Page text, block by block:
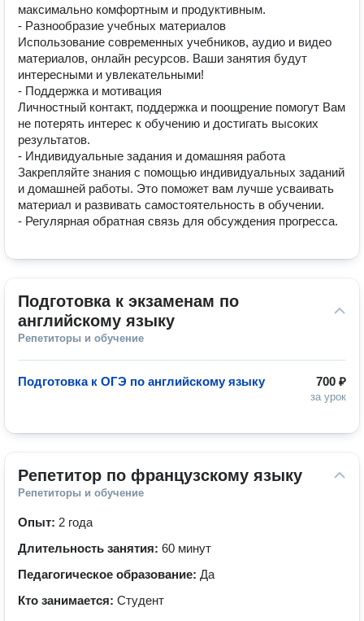
максимально комфортным и продуктивным.
- Разнообразие учебных материалов
Использование современных учебников, аудио и видео
материалов, онлайн ресурсов. Ваши занятия будут
интересными и увлекательными!
- Поддержка и мотивация
Личностный контакт, поддержка и поощрение помогут Вам
не потерять интерес к обучению и достигать высоких
результатов.
- Индивидуальные задания и домашняя работа
Закрепляйте знания с помощью индивидуальных заданий
и домашней работы. Это поможет вам лучше усваивать
материал и развивать самостоятельность в обучении.
- Регулярная обратная связь для обсуждения прогресса.
Подготовка к экзаменам по
английскому языку
Репетиторы и обучение
700 ₽
за урок
Подготовка к ОГЭ по английскому языку
Репетитор по французскому языку
Репетиторы и обучение
Опыт: 2 года
Длительность занятия: 60 минут
Педагогическое образование: Да
Кто занимается: Студент